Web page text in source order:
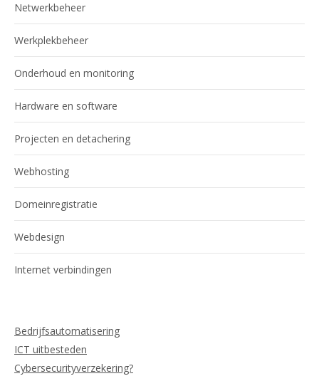
Netwerkbeheer
Werkplekbeheer
Onderhoud en monitoring
Hardware en software
Projecten en detachering
Webhosting
Domeinregistratie
Webdesign
Internet verbindingen
Bedrijfsautomatisering
ICT uitbesteden
Cybersecurityverzekering?